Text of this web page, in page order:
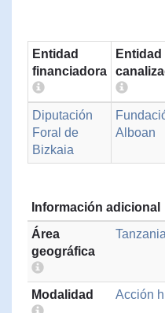
Entidad
financiadora
Entidad
Diputación
Foral de
Bizkaia
Alboan
Información adicional
Área
geográfica
Tanzania
Modalidad Acción